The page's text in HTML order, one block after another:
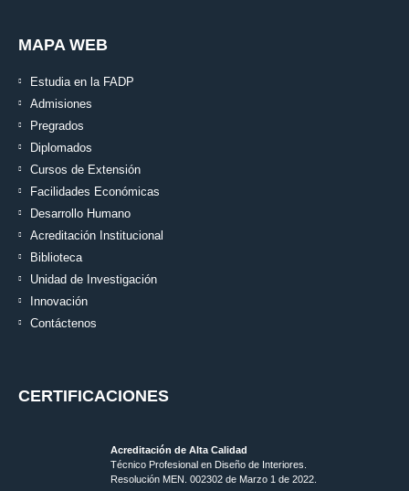
MAPA WEB
Estudia en la FADP
Admisiones
Pregrados
Diplomados
Cursos de Extensión
Facilidades Económicas
Desarrollo Humano
Acreditación Institucional
Biblioteca
Unidad de Investigación
Innovación
Contáctenos
CERTIFICACIONES
Acreditación de Alta Calidad
Técnico Profesional en Diseño de Interiores.
Resolución MEN. 002302 de Marzo 1 de 2022.